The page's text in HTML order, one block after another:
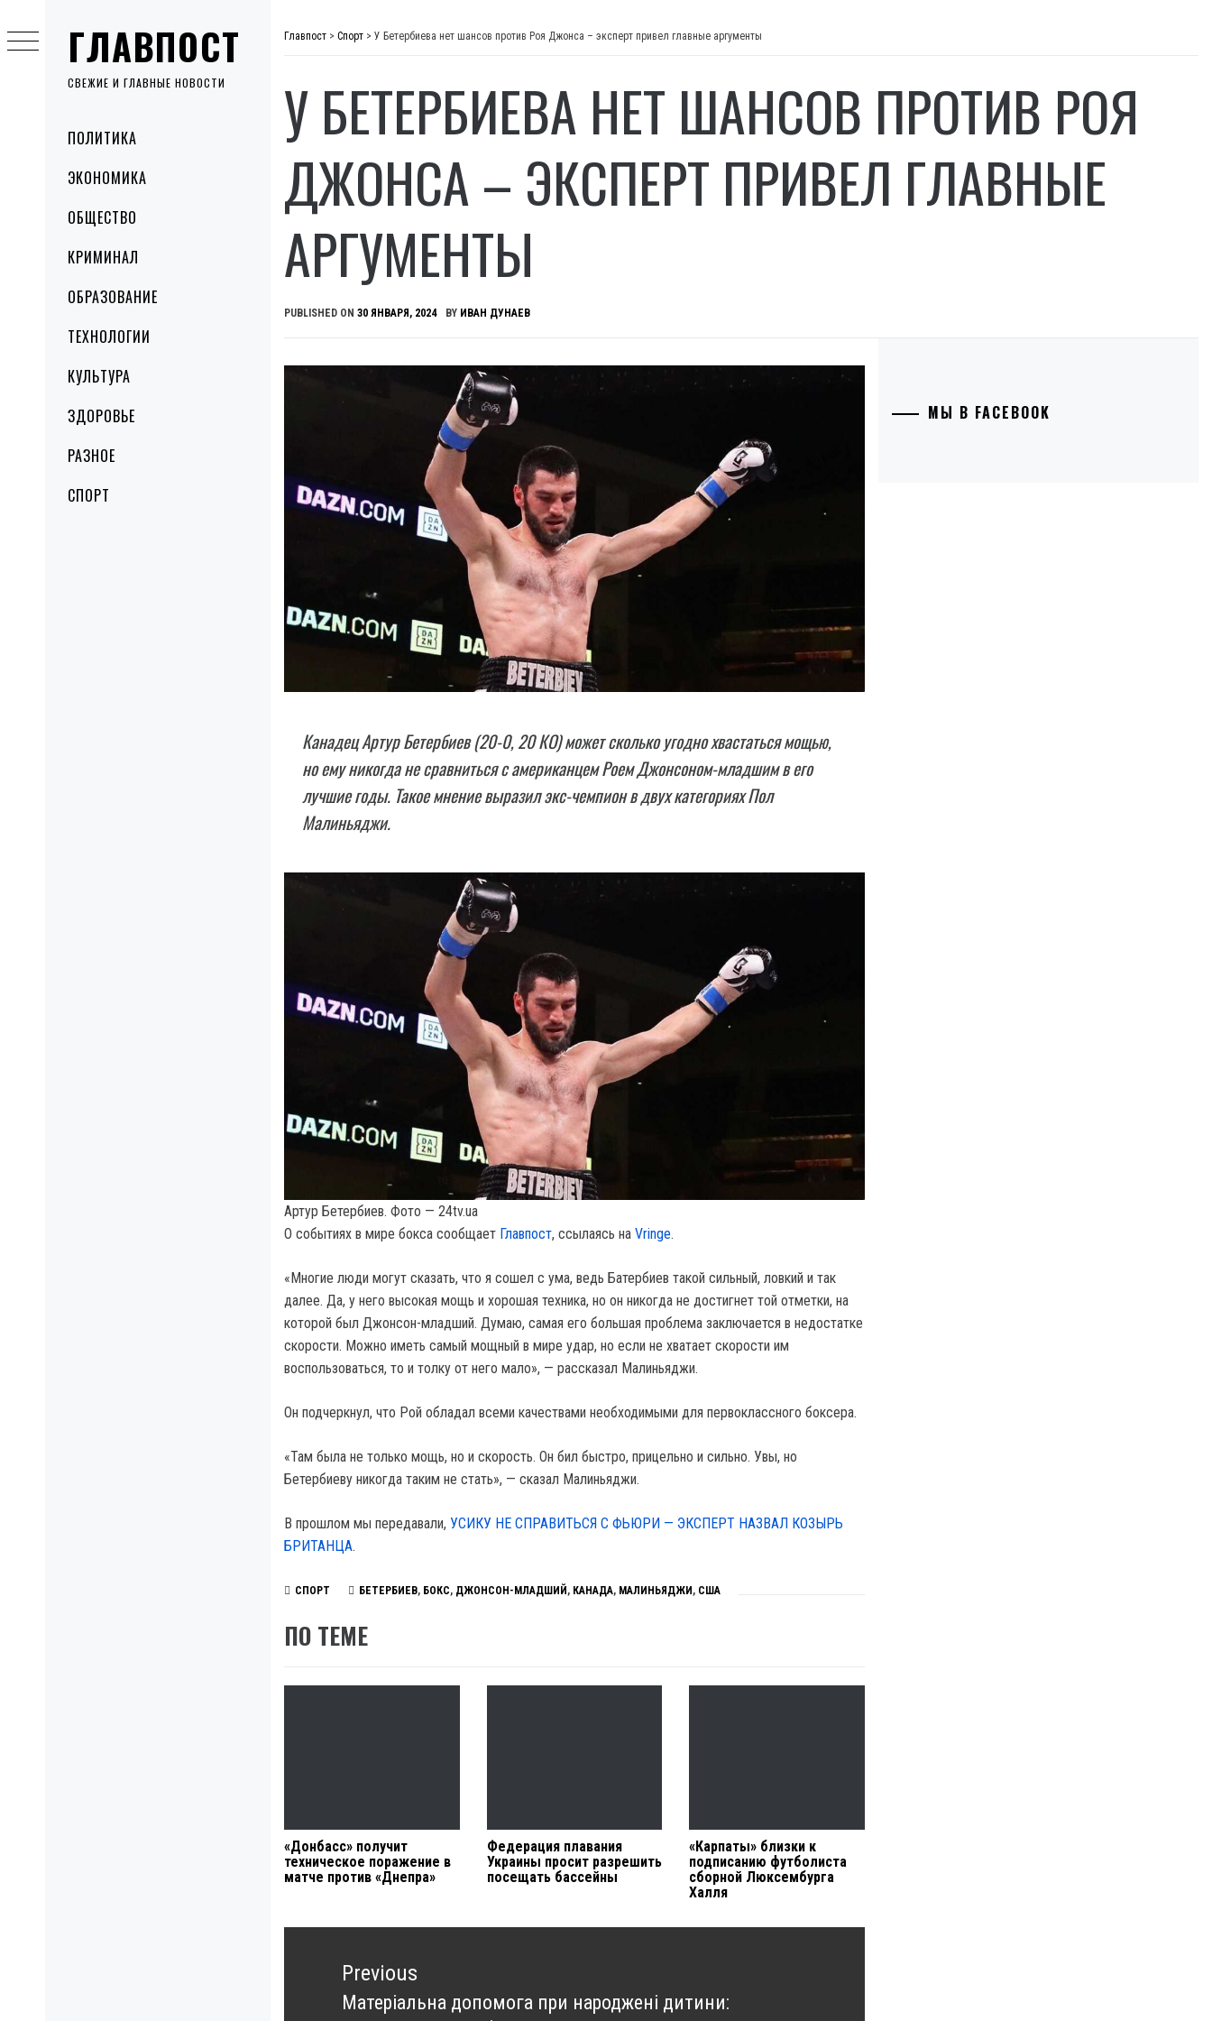
ГЛАВПОСТ
СВЕЖИЕ И ГЛАВНЫЕ НОВОСТИ
MenuПОЛИТИКА
ЭКОНОМИКА
ОБЩЕСТВО
КРИМИНАЛ
ОБРАЗОВАНИЕ
ТЕХНОЛОГИИ
КУЛЬТУРА
ЗДОРОВЬЕ
РАЗНОЕ
СПОРТ
to
content
Главпост > Спорт > У Бетербиева нет шансов против Роя Джонса – эксперт привел главные аргументы
У БЕТЕРБИЕВА НЕТ ШАНСОВ ПРОТИВ РОЯ
ДЖОНСА – ЭКСПЕРТ ПРИВЕЛ ГЛАВНЫЕ
АРГУМЕНТЫ
PUBLISHED ON 30 ЯНВАРЯ, 2024 BY ИВАН ДУНАЕВ
Канадец Артур Бетербиев (20-0, 20 КО) может сколько угодно хвастаться мощью,
но ему никогда не сравниться с американцем Роем Джонсоном-младшим в его
лучшие годы. Такое мнение выразил экс-чемпион в двух категориях Пол
Малиньяджи.
Артур Бетербиев. Фото — 24tv.ua
О событиях в мире бокса сообщает Главпост, ссылаясь на Vringe.
«Многие люди могут сказать, что я сошел с ума, ведь Батербиев такой сильный, ловкий и так
далее. Да, у него высокая мощь и хорошая техника, но он никогда не достигнет той отметки, на
которой был Джонсон-младший. Думаю, самая его большая проблема заключается в недостатке
скорости. Можно иметь самый мощный в мире удар, но если не хватает скорости им
воспользоваться, то и толку от него мало», — рассказал Малиньяджи.
Он подчеркнул, что Рой обладал всеми качествами необходимыми для первоклассного боксера.
«Там была не только мощь, но и скорость. Он бил быстро, прицельно и сильно. Увы, но
Бетербиеву никогда таким не стать», — сказал Малиньяджи.
В прошлом мы передавали, УСИКУ НЕ СПРАВИТЬСЯ С ФЬЮРИ — ЭКСПЕРТ НАЗВАЛ КОЗЫРЬ
БРИТАНЦА.
СПОРТ БЕТЕРБИЕВ, БОКС, ДЖОНСОН-МЛАДШИЙ, КАНАДА, МАЛИНЬЯДЖИ, США
ПО ТЕМЕ
«Донбасс» получит
техническое поражение в
матче против «Днепра»
Федерация плавания
Украины просит разрешить
посещать бассейны
«Карпаты» близки к
подписанию футболиста
сборной Люксембурга
Халля
Навигация
записямPrevious
Previous
Матеріальна допомога при народжені дитини:
МЫ В FACEBOOK